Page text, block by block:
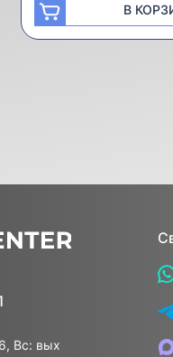
В
Вс: вых